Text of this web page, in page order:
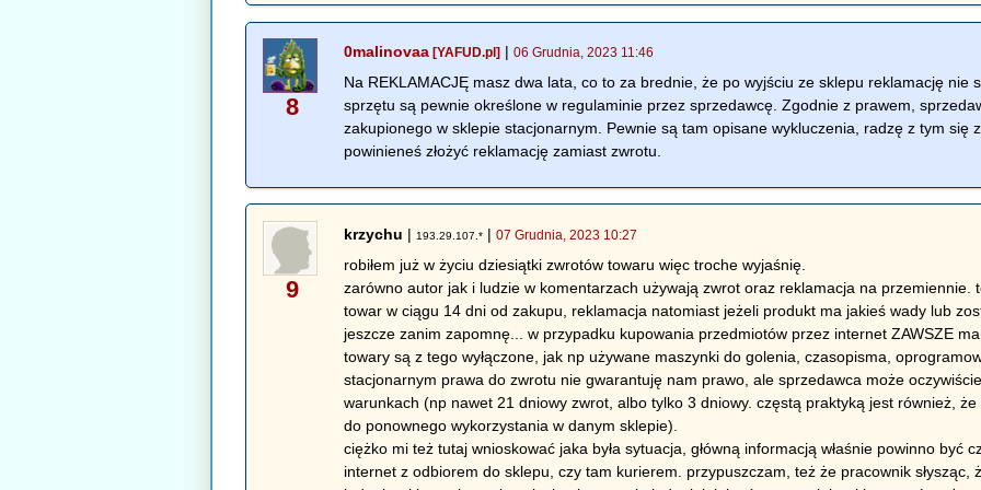
8
0malinovaa [YAFUD.pl] |06 Grudnia, 2023 11:46
Na REKLAMACJĘ masz dwa lata, co to za brednie, że po wyjściu ze sklepu reklamację
sprzętu są pewnie określone w regulaminie przez sprzedawcę. Zgodnie z prawem,
zakupionego w sklepie stacjonarnym. Pewnie są tam opisane wykluczenia, radzę z tym się
powinieneś złożyć reklamację zamiast zwrotu.
9
krzychu | 193.29.107.* |07 Grudnia, 2023 10:27
robiłem już w życiu dziesiątki zwrotów towaru więc troche wyjaśnię.
zarówno autor jak i ludzie w komentarzach używają zwrot oraz reklamacja na przemiennie.
towar w ciągu 14 dni od zakupu, reklamacja natomiast jeżeli produkt ma jakieś wady lub
jeszcze zanim zapomnę... w przypadku kupowania przedmiotów przez internet ZAWSZE
towary są z tego wyłączone, jak np używane maszynki do golenia, czasopisma,
stacjonarnym prawa do zwrotu nie gwarantuję nam prawo, ale sprzedawca może
warunkach (np nawet 21 dniowy zwrot, albo tylko 3 dniowy. częstą praktyką jest również,
do ponownego wykorzystania w danym sklepie).
ciężko mi też tutaj wnioskować jaka była sytuacja, główną informacją właśnie powinno być
internet z odbiorem do sklepu, czy tam kurierem. przypuszczam, też że pracownik słysząc,